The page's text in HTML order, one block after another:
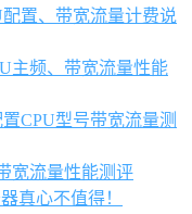
置、带宽流量计费说
主频、带宽流量性能
CPU型号带宽流量测
宽流量性能测评
真心不值得！